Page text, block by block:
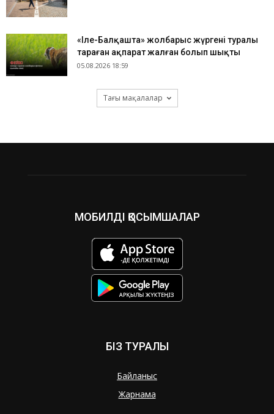
«Іле-Балқашта» жолбарыс жүргені туралы
тараған ақпарат жалған болып шықты
05.08.2026 18:59
Тағы мақалалар
МОБИЛДІ ҚОСЫМШАЛАР
БІЗ ТУРАЛЫ
Байланыс
Жарнама